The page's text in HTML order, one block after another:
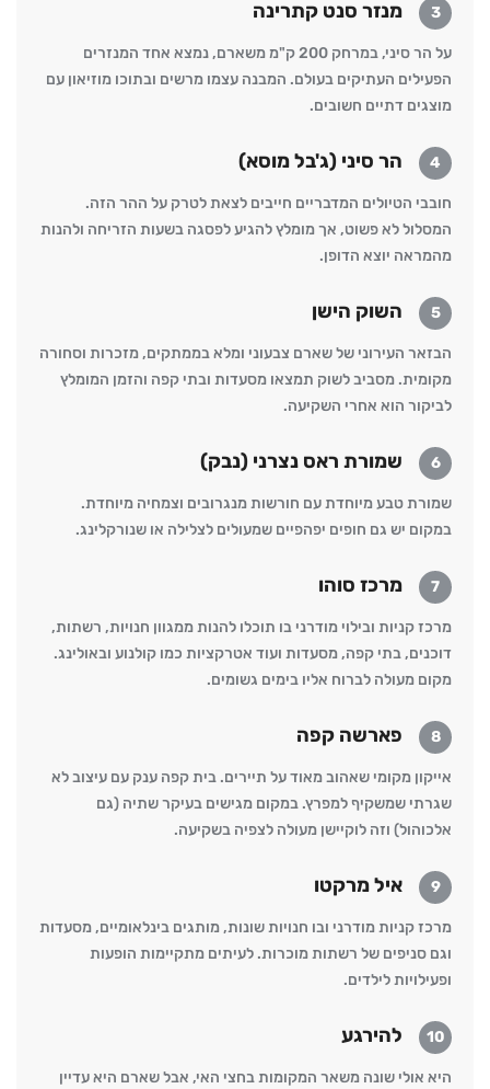
3 מנזר סנט קתרינה
על הר סיני, במרחק 200 ק"מ משארם, נמצא אחד המנזרים
הפעילים העתיקים בעולם. המבנה עצמו מרשים ובתוכו מוזיאון עם
מוצגים דתיים חשובים.
4 הר סיני (ג'בל מוסא)
חובבי הטיולים המדבריים חייבים לצאת לטרק על ההר הזה.
המסלול לא פשוט, אך מומלץ להגיע לפסגה בשעות הזריחה ולהנות
מהמראה יוצא הדופן.
5 השוק הישן
הבזאר העירוני של שארם צבעוני ומלא בממתקים, מזכרות וסחורה
מקומית. מסביב לשוק תמצאו מסעדות ובתי קפה והזמן המומלץ
לביקור הוא אחרי השקיעה.
6 שמורת ראס נצרני (נבק)
שמורת טבע מיוחדת עם חורשות מנגרובים וצמחיה מיוחדת.
במקום יש גם חופים יפהפיים שמעולים לצלילה או שנורקלינג.
7 מרכז סוהו
מרכז קניות ובילוי מודרני בו תוכלו להנות ממגוון חנויות, רשתות,
דוכנים, בתי קפה, מסעדות ועוד אטרקציות כמו קולנוע ובאולינג.
מקום מעולה לברוח אליו בימים גשומים.
8 פארשה קפה
אייקון מקומי שאהוב מאוד על תיירים. בית קפה ענק עם עיצוב לא
שגרתי שמשקיף למפרץ. במקום מגישים בעיקר שתיה (גם
אלכוהול) וזה לוקיישן מעולה לצפיה בשקיעה.
9 איל מרקטו
מרכז קניות מודרני ובו חנויות שונות, מותגים בינלאומיים, מסעדות
וגם סניפים של רשתות מוכרות. לעיתים מתקיימות הופעות
ופעילויות לילדים.
10 להירגע
היא אולי שונה משאר המקומות בחצי האי, אבל שארם היא עדיין